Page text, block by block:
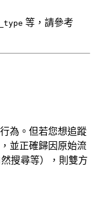
等，請參考
為。但若您想追蹤
並正確歸因原始流
搜尋等），則雙方